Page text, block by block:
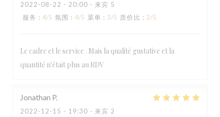
2022-08-22 - 20:00 - 来宾 5
服务 : 4/5 氛围 : 4/5 菜单 : 3/5 质价比 : 2/5
Le cadre et le service . Mais la qualité gustative et la
quantité n'était plus au RDV
Jonathan P
2022-12-15 - 19:30 - 来宾 2